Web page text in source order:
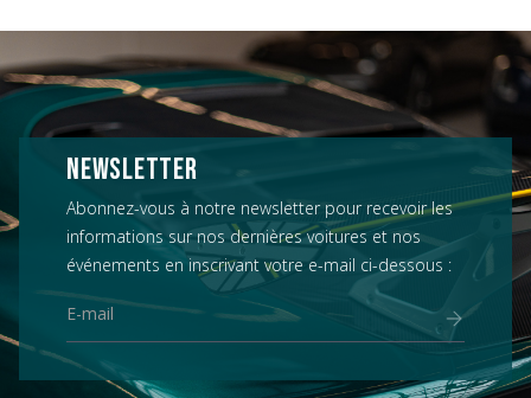
NEWSLETTER
Abonnez-vous à notre newsletter pour recevoir les
informations sur nos dernières voitures et nos
événements en inscrivant votre e-mail ci-dessous :